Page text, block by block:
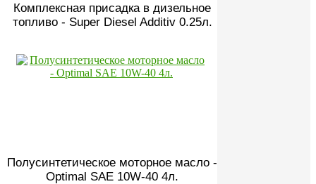
Комплексная присадка в дизельное
топливо - Super Diesel Additiv 0.25л.
Полусинтетическое моторное масло -
Optimal SAE 10W-40 4л.